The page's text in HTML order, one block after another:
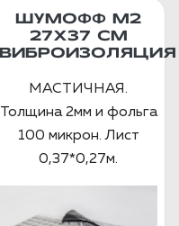
ШУМОФФ М2
27X37 СМ
ВИБРОИЗОЛЯЦИЯ
МАСТИЧНАЯ.
Толщина 2мм и фольга
100 микрон. Лист
0,37*0,27м.